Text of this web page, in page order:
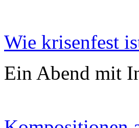
Wie krisenfest
Ein Abend mit